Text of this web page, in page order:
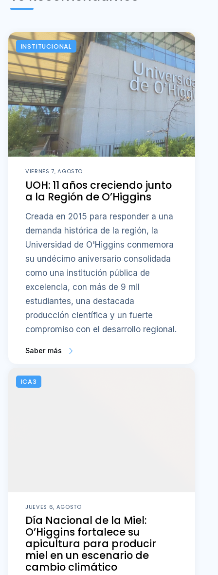
INSTITUCIONAL
VIERNES 7, AGOSTO
UOH: 11 años creciendo junto
a la Región de O’Higgins
Creada en 2015 para responder a una
demanda histórica de la región, la
Universidad de O'Higgins conmemora
su undécimo aniversario consolidada
como una institución pública de
excelencia, con más de 9 mil
estudiantes, una destacada
producción científica y un fuerte
compromiso con el desarrollo regional.
Saber más
ICA3
JUEVES 6, AGOSTO
Día Nacional de la Miel:
O’Higgins fortalece su
apicultura para producir
miel en un escenario de
cambio climático